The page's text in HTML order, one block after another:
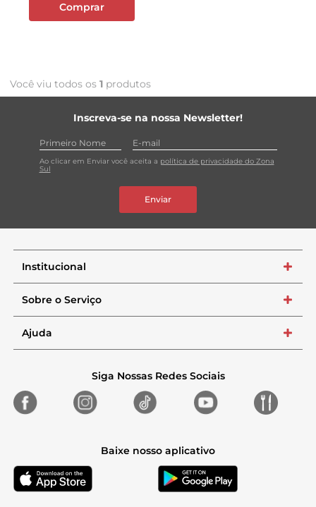
Comprar
Você viu todos os 1 produtos
Inscreva-se na nossa Newsletter!
Ao clicar em Enviar você aceita a política de privacidade do Zona
Sul
Enviar
Institucional +
Sobre o Serviço +
Ajuda +
Siga Nossas Redes Sociais
Baixe nosso aplicativo